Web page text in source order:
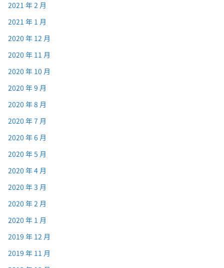
2021 年 2 月
2021 年 1 月
2020 年 12 月
2020 年 11 月
2020 年 10 月
2020 年 9 月
2020 年 8 月
2020 年 7 月
2020 年 6 月
2020 年 5 月
2020 年 4 月
2020 年 3 月
2020 年 2 月
2020 年 1 月
2019 年 12 月
2019 年 11 月